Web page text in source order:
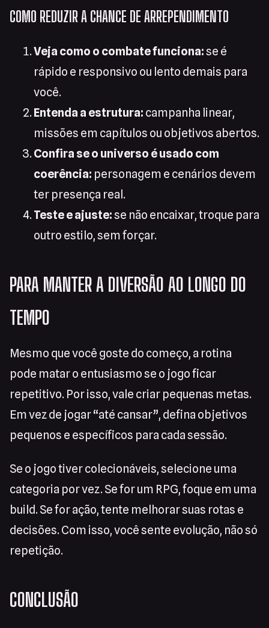
COMO REDUZIR A CHANCE DE ARREPENDIMENTO
Veja como o combate funciona:se é
rápido e responsivo ou lento demais para
você.
Entenda a estrutura: campanha linear,
missões em capítulos ou objetivos abertos.
Confira se o universo é usado com
coerência: personagem e cenários devem
ter presença real.
Teste e ajuste:se não encaixar, troque para
outro estilo, sem forçar.
PARA MANTER A DIVERSÃO AO LONGO DO
TEMPO
Mesmo que você goste do começo, a rotina
pode matar o entusiasmo se o jogo ficar
repetitivo. Por isso, vale criar pequenas metas.
Em vez de jogar “até cansar”, defina objetivos
pequenos e específicos para cada sessão.
Se o jogo tiver colecionáveis, selecione uma
categoria por vez. Se for um RPG, foque em uma
build. Se for ação, tente melhorar suas rotas e
decisões. Com isso, você sente evolução, não só
repetição.
CONCLUSÃO